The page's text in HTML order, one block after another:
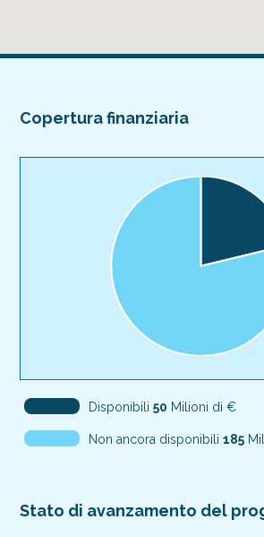
Copertura finanziaria
Disponibili50 Milioni di €
Non ancora disponibili185
Stato di avanzamento del